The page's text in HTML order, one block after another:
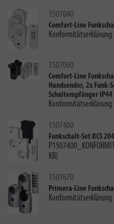
1507040
Comfort-Line
Konformitätserklärung
1507060
Comfort-Line
Handsender, 2x
Schaltempfänger IP44
Konformitätserklärung
1507400
Funkschalt-Set RCS
KB)
1507670
Primera-Line
Konformitätserklärung